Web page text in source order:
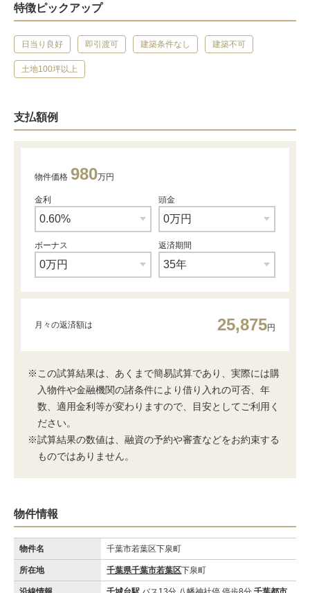
特徴ピックアップ
日当り良好 即引渡可 建築条件なし 建築不可
土地100坪以上
支払額例
物件価格 980万円
金利 頭金
ボーナス 返済期間
月々の返済額は 25,875円
※この試算結果は、あくまで簡易試算であり、実際には購
入物件や金融機関の諸条件により借り入れの可否、年
数、適用金利等が変わりますので、目安としてご利用く
ださい。
※試算結果の数値は、融資の予約や審査などをお約束する
ものではありません。
物件情報
物件名 千葉市若葉区下泉町
所在地 千葉県千葉市若葉区下泉町